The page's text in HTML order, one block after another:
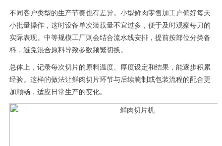
不同客户类型的生产节奏也有差异。小型鲜肉零售加工户偏好每天
小批量操作，这时设备单次装载量不宜过多，便于及时观察每刀的
实际表现。中等规模工厂则会结合流水线安排，提前按部位分类备
料，避免混合原料导致参数频繁切换。
总体上，记录每次切片的原料温度、厚度设定和结果，能逐步积累
经验。这样的做法让鲜肉切片环节与后续腌制或包装流程的配合更
加顺畅，适应日常生产的变化。